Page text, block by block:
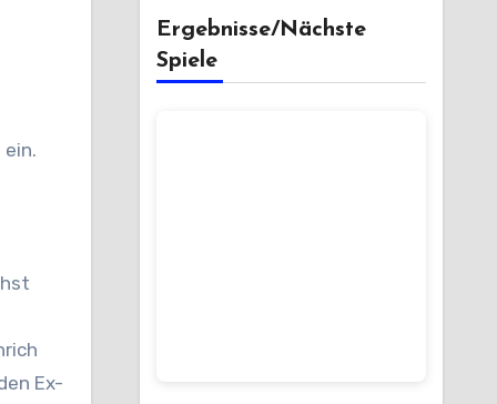
Ex-
Ergebnisse/Nächste
Spiele